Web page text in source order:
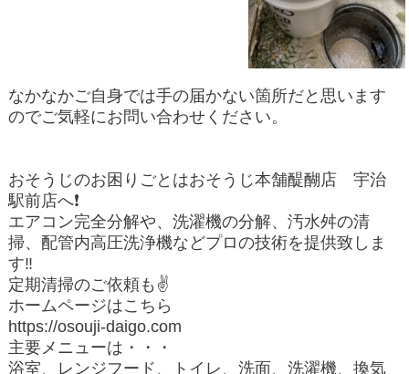
なかなかご自身では手の届かない箇所だと思います
のでご気軽にお問い合わせください。
おそうじのお困りごとはおそうじ本舗醍醐店 宇治
駅前店へ❗️
エアコン完全分解や、洗濯機の分解、汚水舛の清
掃、配管内高圧洗浄機などプロの技術を提供致しま
す‼️
定期清掃のご依頼も✌️
ホームページはこちら
https://osouji-daigo.com
主要メニューは・・・
浴室、レンジフード、トイレ、洗面、洗濯機、換気